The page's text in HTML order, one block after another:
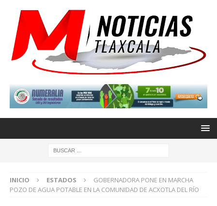
INICIO ESTADOS
GOBERNADORA PONE EN MARCHA
POZO DE AGUA POTABLE EN LA COMUNIDAD DE ACXOTLA DEL RÍO